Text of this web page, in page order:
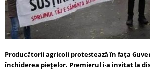
Producătorii agricoli protestează în fața
închiderea piețelor. Premierul i-a invitat la